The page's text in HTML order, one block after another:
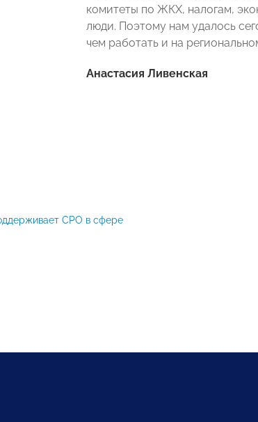
комитеты по ЖКХ, налогам,
люди. Поэтому нам удалось
чем работать и на
Анастасия Ливенская
СРО в сфере